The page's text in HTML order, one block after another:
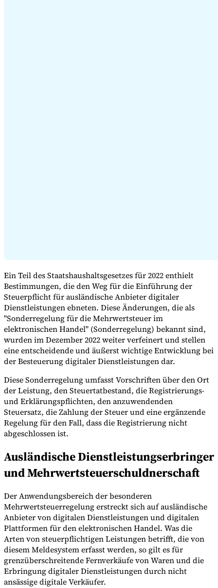
Werkzeuge
VAT-RechnerGST-Rechner Verkaufssteuer-Rechner VAT-
Nummernprüfer
Tracker für E-Rechnungs-Mandate
Experts
Unsere AutorenBeitragender werden Wählen Sie einen Experten
Ein Teil des Staatshaushaltsgesetzes für 2022 enthielt
Bestimmungen, die den Weg für die Einführung der
Steuerpflicht für ausländische Anbieter digitaler
Dienstleistungen ebneten. Diese Änderungen, die als
"Sonderregelung für die Mehrwertsteuer im
elektronischen Handel" (Sonderregelung) bekannt sind,
wurden im Dezember 2022 weiter verfeinert und stellen
eine entscheidende und äußerst wichtige Entwicklung bei
der Besteuerung digitaler Dienstleistungen dar.
Diese Sonderregelung umfasst Vorschriften über den Ort
der Leistung, den Steuertatbestand, die Registrierungs-
und Erklärungspflichten, den anzuwendenden
Steuersatz, die Zahlung der Steuer und eine ergänzende
Regelung für den Fall, dass die Registrierung nicht
abgeschlossen ist.
Ausländische Dienstleistungserbringer
und Mehrwertsteuerschuldnerschaft
Der Anwendungsbereich der besonderen
Mehrwertsteuerregelung erstreckt sich auf ausländische
Anbieter von digitalen Dienstleistungen und digitalen
Plattformen für den elektronischen Handel. Was die
Arten von steuerpflichtigen Leistungen betrifft, die von
diesem Meldesystem erfasst werden, so gilt es für
grenzüberschreitende Fernverkäufe von Waren und die
Erbringung digitaler Dienstleistungen durch nicht
ansässige digitale Verkäufer.